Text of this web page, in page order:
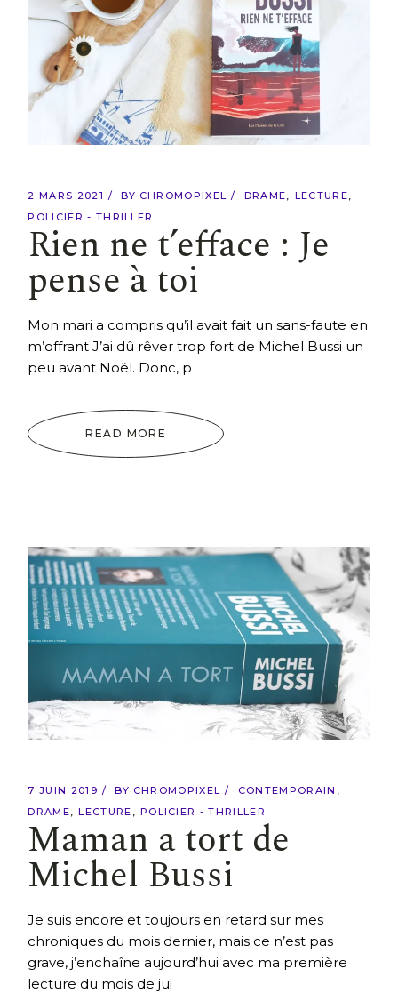
2 MARS 2021 BY CHROMOPIXEL DRAME
LECTURE
POLICIER - THRILLER
Rien ne t’efface : Je
pense à toi
Mon mari a compris qu’il avait fait un sans-faute en
m’offrant J’ai dû rêver trop fort de Michel Bussi un
peu avant Noël. Donc, p
READ MORE
7 JUIN 2019 BY CHROMOPIXEL
CONTEMPORAIN
DRAME
LECTURE POLICIER - THRILLER
Maman a tort de
Michel Bussi
Je suis encore et toujours en retard sur mes
chroniques du mois dernier, mais ce n’est pas
grave, j’enchaîne aujourd’hui avec ma première
lecture du mois de jui